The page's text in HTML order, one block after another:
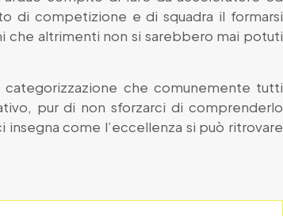
di competizione e di squadra il formarsi
che altrimenti non si sarebbero mai potuti
che comunemente tutti
pur di non sforzarci di comprenderlo
come l’eccellenza si può ritrovare